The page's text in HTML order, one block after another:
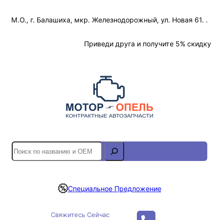
М.О., г. Балашиха, мкр. Железнодорожный, ул. Новая 61. .
Приведи друга и получите 5% скидку
S
e
r
Специальное Предложение
Свяжитесь Сейчас